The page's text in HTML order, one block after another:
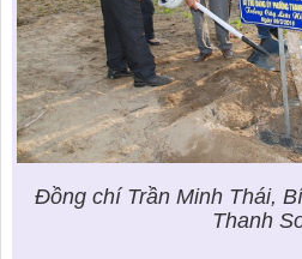
Đồng chí Trần Minh Thái,
Thanh